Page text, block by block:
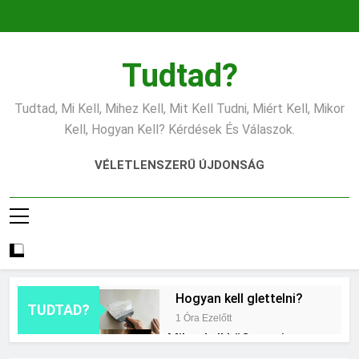
Tudtad?
Tudtad, Mi Kell, Mihez Kell, Mit Kell Tudni, Miért Kell, Mikor
Kell, Hogyan Kell? Kérdések És Válaszok.
VÉLETLENSZERŰ ÚJDONSÁG
TUDTAD?
Hogyan kell glettelni?
1 Óra Ezelőtt
Mikor kell büfiztetni a